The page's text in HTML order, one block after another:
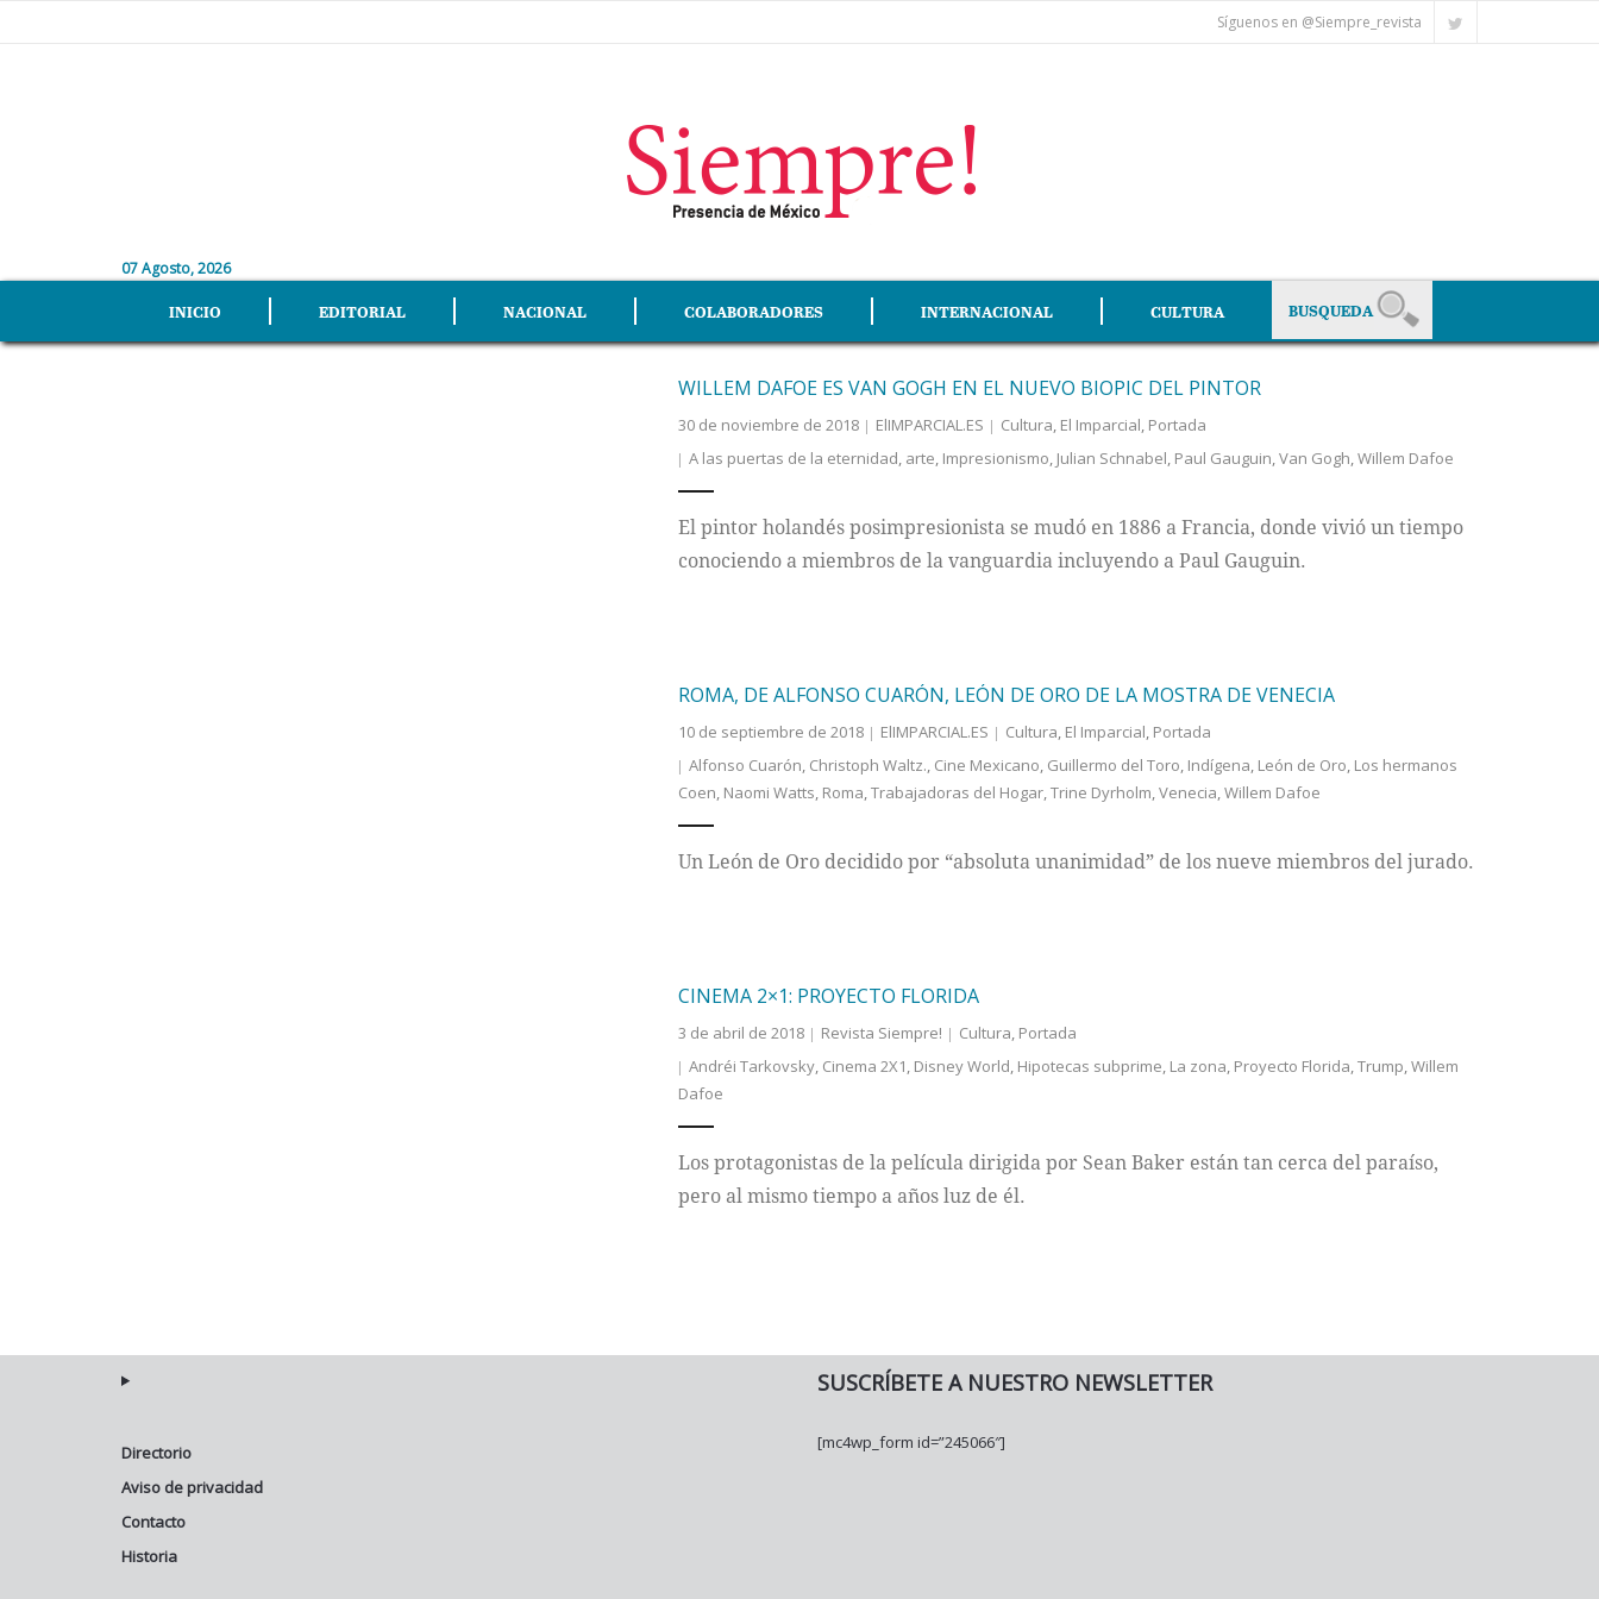
Síguenos en @Siempre_revista
07 Agosto, 2026
INICIO EDITORIAL NACIONAL COLABORADORES INTERNACIONAL CULTURA
WILLEM DAFOE ES VAN GOGH EN EL NUEVO BIOPIC DEL PINTOR
30 de noviembre de 2018 ElIMPARCIAL.ES Cultura, El Imparcial, Portada
A las puertas de la eternidad, arte, Impresionismo, Julian Schnabel, Paul Gauguin,Van Gogh,Willem Dafoe
El pintor holandés posimpresionista se mudó en 1886 a Francia, donde vivió un tiempo
conociendo a miembros de la vanguardia incluyendo a Paul Gauguin.
ROMA, DE ALFONSO CUARÓN, LEÓN DE ORO DE LA MOSTRA DE VENECIA
10 de septiembre de 2018 ElIMPARCIAL.ES Cultura, El Imparcial, Portada
Alfonso Cuarón, Christoph Waltz., Cine Mexicano, Guillermo del Toro, Indígena, León de Oro, Los hermanos
Coen, Naomi Watts, Roma,Trabajadoras del Hogar,Trine Dyrholm,Venecia,Willem Dafoe
Un León de Oro decidido por “absoluta unanimidad” de los nueve miembros del jurado.
CINEMA 2×1: PROYECTO FLORIDA
3 de abril de 2018 Revista Siempre! Cultura, Portada
Andréi Tarkovsky, Cinema 2X1, Disney World, Hipotecas subprime, La zona, Proyecto Florida,Trump,Willem
Dafoe
Los protagonistas de la película dirigida por Sean Baker están tan cerca del paraíso,
pero al mismo tiempo a años luz de él.
Directorio
Aviso de privacidad
Contacto
Historia
SUSCRÍBETE A NUESTRO NEWSLETTER
[mc4wp_form id=”245066″]